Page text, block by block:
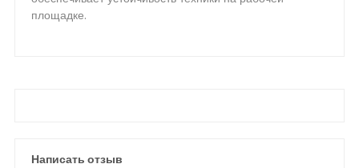
площадке.
Написать отзыв